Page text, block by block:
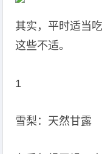
其实，平时适当
这些不适。
1
雪梨：天然甘露